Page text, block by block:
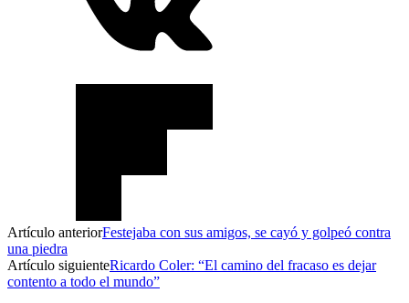
Artículo anteriorFestejaba con sus amigos, se cayó y golpeó contra
una piedra
Artículo siguienteRicardo Coler: “El camino del fracaso es dejar
contento a todo el mundo”